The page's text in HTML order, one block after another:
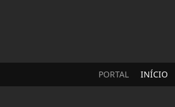
PORTAL INÍCIO